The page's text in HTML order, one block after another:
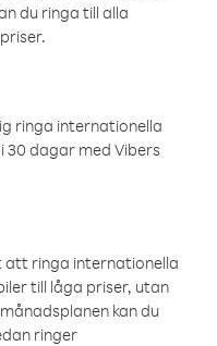
du ringa till alla
ringa internationella
30 dagar med Vibers
att ringa internationella
till låga priser, utan
kan du
ringer